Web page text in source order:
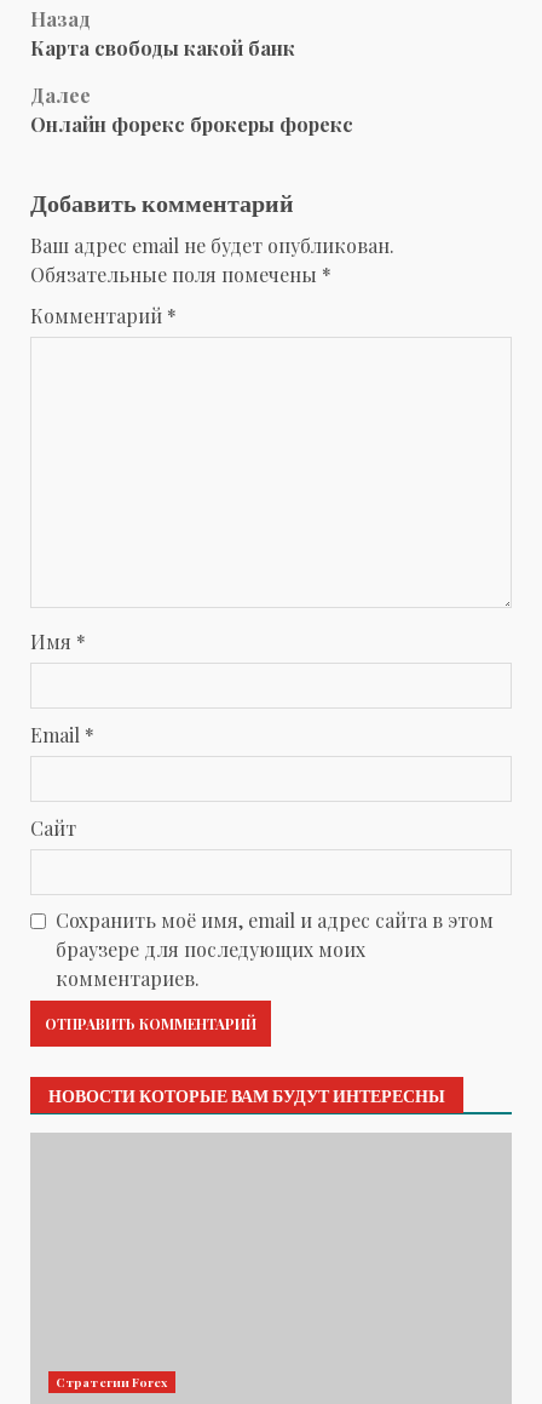
Навигация
записи
Назад
Карта свободы какой банк
Далее
Онлайн форекс брокеры форекс
Добавить комментарий
Ваш адрес email не будет опубликован.
Обязательные поля помечены *
Комментарий *
Имя *
Email *
Сайт
Сохранить моё имя, email и адрес сайта в этом
браузере для последующих моих
комментариев.
НОВОСТИ КОТОРЫЕ ВАМ БУДУТ ИНТЕРЕСНЫ
Стратегии Forex